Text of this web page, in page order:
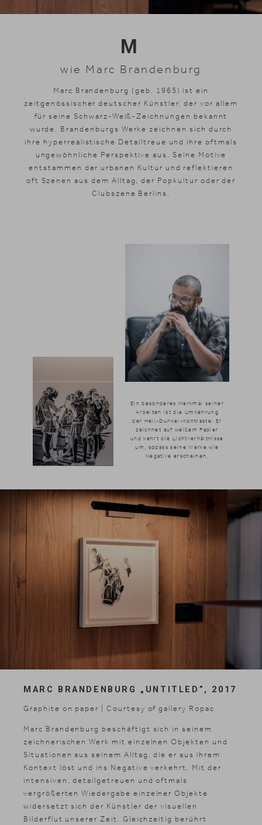
Skifahren
News & Stories
Inklusivleistungen
Shopping
M
wie Marc Brandenburg
Marc Brandenburg (geb. 1965) ist ein
zeitgenössischer deutscher Künstler, der vor allem
für seine Schwarz-Weiß-Zeichnungen bekannt
wurde. Brandenburgs Werke zeichnen sich durch
ihre hyperrealistische Detailtreue und ihre oftmals
ungewöhnliche Perspektive aus. Seine Motive
entstammen der urbanen Kultur und reflektieren
oft Szenen aus dem Alltag, der Popkultur oder der
Clubszene Berlins.
Ein besonderes Merkmal seiner
Arbeiten ist die Umkehrung
der Hell-Dunkel-Kontraste: Er
zeichnet auf weißem Papier
und kehrt die Lichtverhältnisse
um, sodass seine Werke wie
Negative erscheinen.
MARC BRANDENBURG „UNTITLED”, 2017
Graphite on paper | Courtesy of gallery Ropac
Marc Brandenburg beschäftigt sich in seinem
zeichnerischen Werk mit einzelnen Objekten und
Situationen aus seinem Alltag, die er aus ihrem
Kontext löst und ins Negative verkehrt. Mit der
intensiven, detailgetreuen und oftmals
vergrößerten Wiedergabe einzelner Objekte
widersetzt sich der Künstler der visuellen
Bilderflut unserer Zeit. Gleichzeitig berührt